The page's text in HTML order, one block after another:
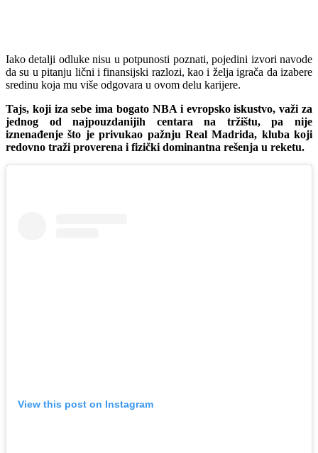
Iako detalji odluke nisu u potpunosti poznati, pojedini izvori navode
da su u pitanju lični i finansijski razlozi, kao i želja igrača da izabere
sredinu koja mu više odgovara u ovom delu karijere.
Tajs, koji iza sebe ima bogato NBA i evropsko iskustvo, važi za
jednog od najpouzdanijih centara na tržištu, pa nije
iznenađenje što je privukao pažnju Real Madrida, kluba koji
redovno traži proverena i fizički dominantna rešenja u reketu.
View this post on Instagram